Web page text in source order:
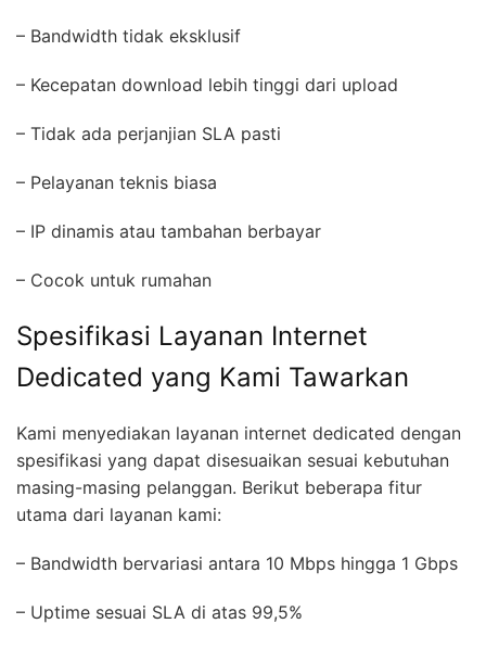
– Bandwidth tidak eksklusif
– Kecepatan download lebih tinggi dari upload
– Tidak ada perjanjian SLA pasti
– Pelayanan teknis biasa
– IP dinamis atau tambahan berbayar
– Cocok untuk rumahan
Spesifikasi Layanan Internet
Dedicated yang Kami Tawarkan
Kami menyediakan layanan internet dedicated dengan
spesifikasi yang dapat disesuaikan sesuai kebutuhan
masing-masing pelanggan. Berikut beberapa fitur
utama dari layanan kami:
– Bandwidth bervariasi antara 10 Mbps hingga 1 Gbps
– Uptime sesuai SLA di atas 99,5%